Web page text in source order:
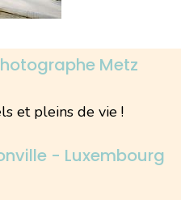
Metz
et pleins de vie !
- Luxembourg